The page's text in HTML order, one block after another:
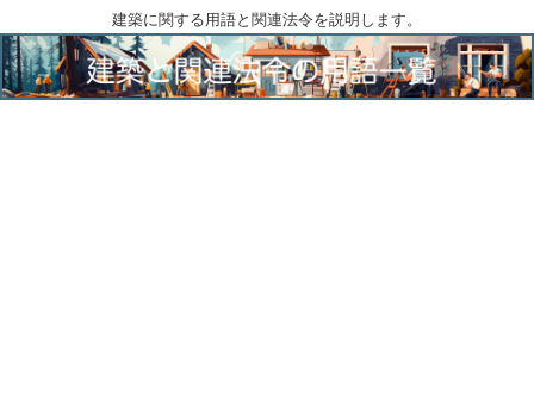
建築に関する用語と関連法令を説明します。